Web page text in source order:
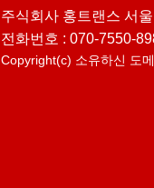
주식회사 홍트랜스 서
전화번호 : 070-7550-
Copyright(c) 소유하신 도메